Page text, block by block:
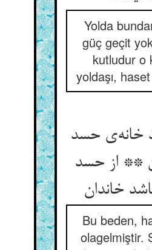
Yolda
güç geçit
kutludur o
yoldaşı,
خانه‌‌ی حسد
** از حسد
Bu beden,
olagelmiştir.